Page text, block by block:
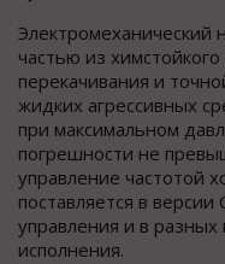
Электромеханический
частью из
перекачивания и
жидких агрессивных
при максимальном
погрешности не
управление частотой
поставляется в
управления и в
исполнения.